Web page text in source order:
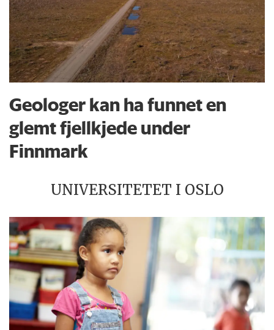
Geologer kan ha funnet en
glemt fjellkjede under
Finnmark
UNIVERSITETET I OSLO